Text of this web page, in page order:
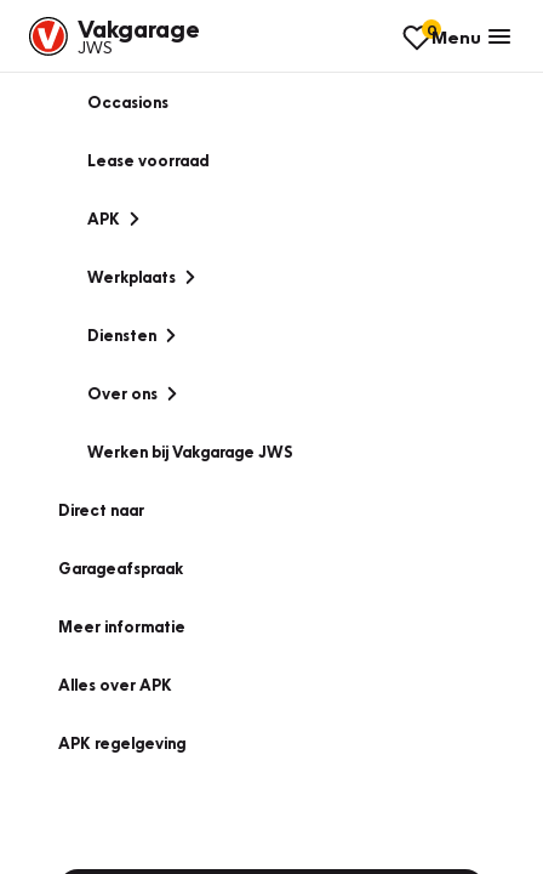
Vakgarage
JWS
0Menu
Occasions
Lease voorraad
APK
Werkplaats
Diensten
Over ons
Werken bij Vakgarage JWS
Direct naar
Garageafspraak
Meer informatie
Alles over APK
APK regelgeving